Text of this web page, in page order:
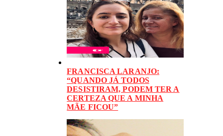
FRANCISCA LARANJO:
“QUANDO JÁ TODOS
DESISTIRAM, PODEM TER A
CERTEZA QUE A MINHA
MÃE FICOU”